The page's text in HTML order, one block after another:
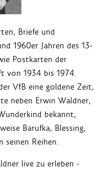
Briefe und
1960er Jahren des 13-
Postkarten der
von 1934 bis 1974.
VfB eine goldene Zeit,
neben Erwin Waldner,
bekannt,
Barufka, Blessing,
seinen Reihen.
live zu erleben -